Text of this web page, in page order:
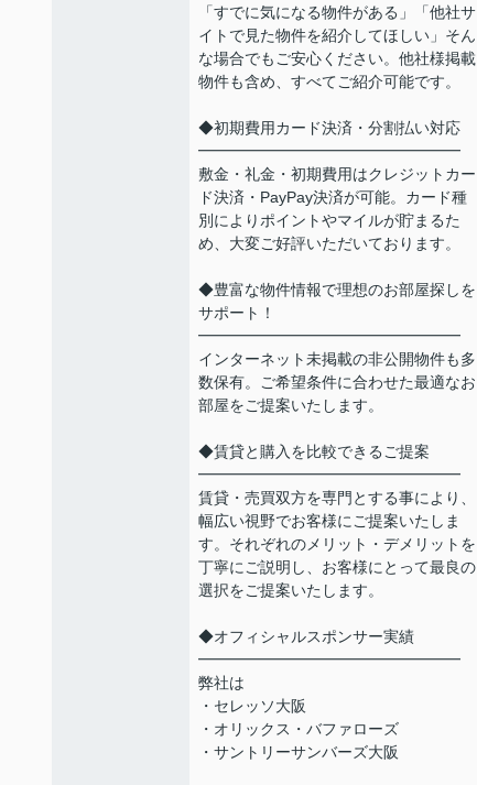
「すでに気になる物件がある」「他社サ
イトで見た物件を紹介してほしい」そん
な場合でもご安心ください。他社様掲載
物件も含め、すべてご紹介可能です。
◆初期費用カード決済・分割払い対応
━━━━━━━━━━━━━━━━━
敷金・礼金・初期費用はクレジットカー
ド決済・PayPay決済が可能。カード種
別によりポイントやマイルが貯まるた
め、大変ご好評いただいております。
◆豊富な物件情報で理想のお部屋探しを
サポート！
━━━━━━━━━━━━━━━━━
インターネット未掲載の非公開物件も多
数保有。ご希望条件に合わせた最適なお
部屋をご提案いたします。
◆賃貸と購入を比較できるご提案
━━━━━━━━━━━━━━━━━
賃貸・売買双方を専門とする事により、
幅広い視野でお客様にご提案いたしま
す。それぞれのメリット・デメリットを
丁寧にご説明し、お客様にとって最良の
選択をご提案いたします。
◆オフィシャルスポンサー実績
━━━━━━━━━━━━━━━━━
弊社は
・セレッソ大阪
・オリックス・バファローズ
・サントリーサンバーズ大阪